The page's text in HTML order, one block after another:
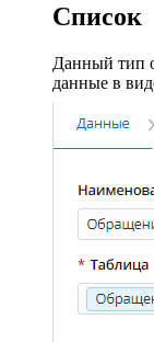
Список
Данный тип
данные в